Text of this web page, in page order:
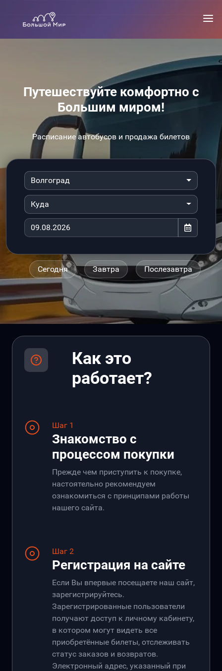
Путешествуйте комфортно с
Большим миром!
Расписание автобусов и продажа билетов
Волгоград
Куда
Сегодня Завтра Послезавтра
Как это
работает?
Шаг 1
Знакомство с
процессом покупки
Прежде чем приступить к покупке,
настоятельно рекомендуем
ознакомиться с принципами работы
нашего сайта.
Шаг 2
Регистрация на сайте
Если Вы впервые посещаете наш сайт,
зарегистрируйтесь.
Зарегистрированные пользователи
получают доступ к личному кабинету,
в котором могут видеть все
приобретённые билеты, отслеживать
статус заказов и возвратов.
Электронный адрес, указанный при